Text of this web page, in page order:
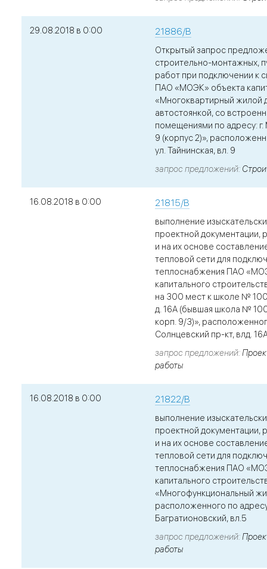
29.08.2018 в 0:00 21886/В
Открытый запрос
строительно-монтажных,
работ при подключении к
ПАО «МОЭК» объекта
«Многоквартирный жилой
автостоянкой, со
помещениями по адресу: г.
9 (корпус 2)»,
ул. Тайнинская, вл. 9
запрос предложений
16.08.2018 в 0:00 21815/В
выполнение
проектной документации,
и на их основе
тепловой сети для
теплоснабжения ПАО
капитального
на 300 мест к школе №
д. 16А (бывшая школа №
корп. 9/3)»,
Солнцевский пр-кт, влд.
запрос предложений
работы
16.08.2018 в 0:00 21822/В
выполнение
проектной документации,
и на их основе
тепловой сети для
теплоснабжения ПАО
капитального
«Многофункциональный
расположенного по
Багратионовский, вл.5
запрос предложений
работы